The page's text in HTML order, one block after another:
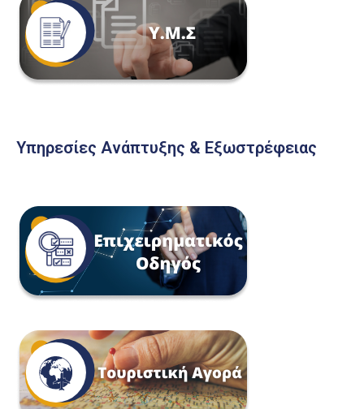
Υπηρεσίες Ανάπτυξης & Εξωστρέφειας